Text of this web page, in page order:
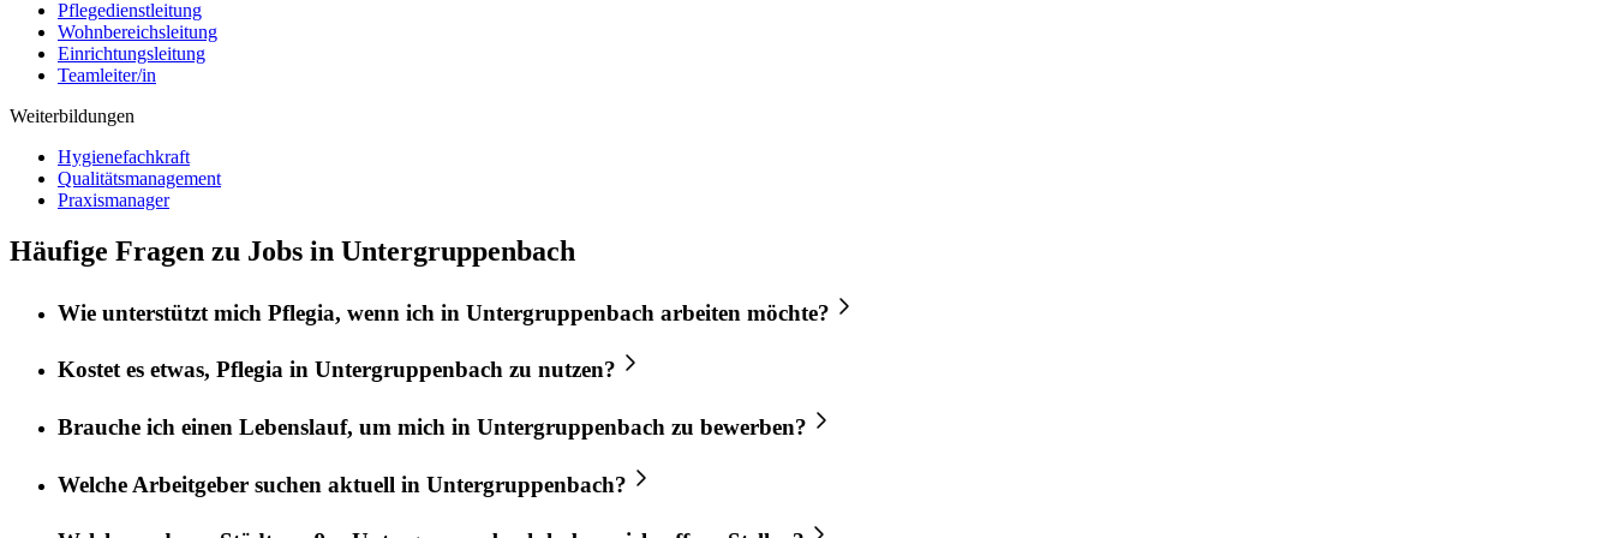
Pflegedienstleitung
Wohnbereichsleitung
Einrichtungsleitung
Teamleiter/in
Weiterbildungen
Hygienefachkraft
Qualitätsmanagement
Praxismanager
Häufige Fragen zu Jobs in Untergruppenbach
Wie unterstützt mich Pflegia, wenn ich in Untergruppenbach arbeiten möchte?
Kostet es etwas, Pflegia in Untergruppenbach zu nutzen?
Brauche ich einen Lebenslauf, um mich in Untergruppenbach zu bewerben?
Welche Arbeitgeber suchen aktuell in Untergruppenbach?